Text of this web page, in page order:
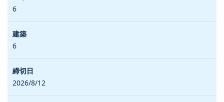
6
6
2026/8/12